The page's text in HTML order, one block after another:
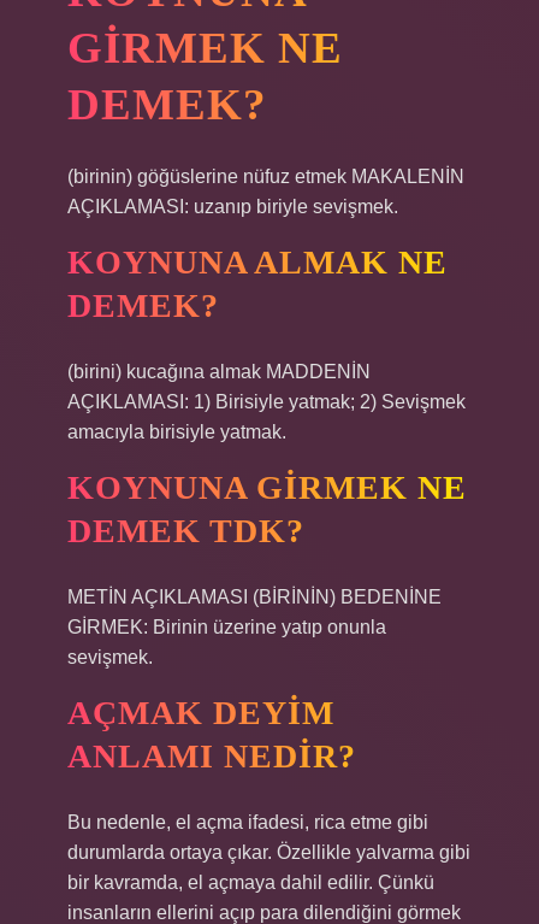
GIRMEK NE
DEMEK?
(birinin) göğüslerine nüfuz etmek MAKALENİN
AÇIKLAMASI: uzanıp biriyle sevişmek.
KOYNUNA ALMAK NE
DEMEK?
(birini) kucağına almak MADDENİN
AÇIKLAMASI: 1) Birisiyle yatmak; 2) Sevişmek
amacıyla birisiyle yatmak.
KOYNUNA GIRMEK NE
DEMEK TDK?
METİN AÇIKLAMASI (BİRİNİN) BEDENİNE
GİRMEK: Birinin üzerine yatıp onunla
sevişmek.
AÇMAK DEYIM
ANLAMI NEDIR?
Bu nedenle, el açma ifadesi, rica etme gibi
durumlarda ortaya çıkar. Özellikle yalvarma gibi
bir kavramda, el açmaya dahil edilir. Çünkü
insanların ellerini açıp para dilendiğini görmek